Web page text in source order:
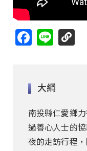
Facebook
Line
大綱
南投縣仁愛鄉
過善心人士的
夜的走訪行程